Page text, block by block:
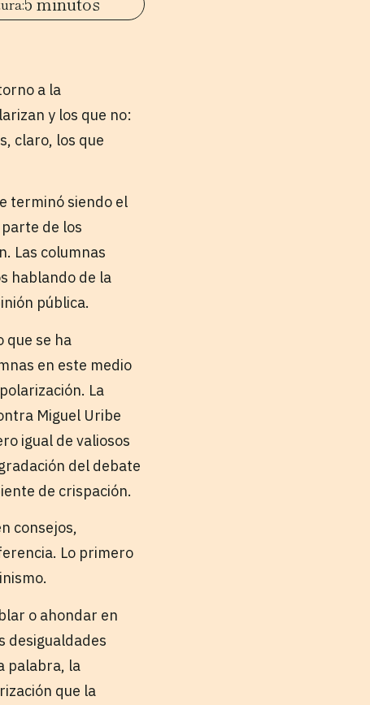
a la
y los que no:
claro, los que
terminó siendo el
de los
Las columnas
hablando de la
pública.
que se ha
en este medio
La
Miguel Uribe
igual de valiosos
del debate
de crispación.
consejos,
Lo primero
o ahondar en
desigualdades
palabra, la
que la